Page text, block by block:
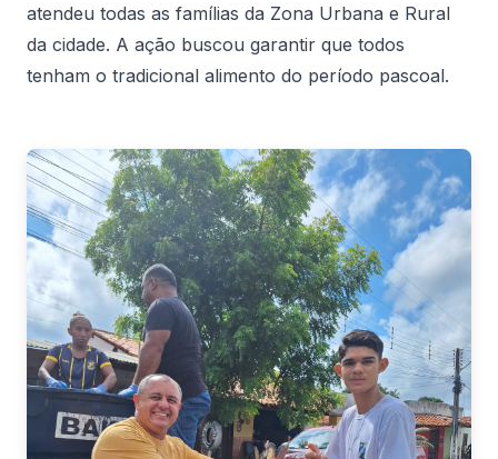
atendeu todas as famílias da Zona Urbana e Rural
da cidade. A ação buscou garantir que todos
tenham o tradicional alimento do período pascoal.